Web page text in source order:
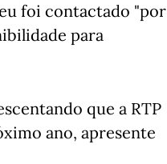
foi contactado "por
para
que a RTP
ano, apresente